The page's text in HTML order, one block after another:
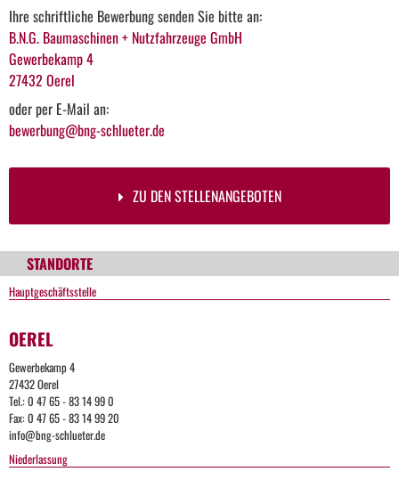
Ihre schriftliche Bewerbung senden Sie bitte an:
B.N.G. Baumaschinen + Nutzfahrzeuge GmbH
Gewerbekamp 4
27432 Oerel
oder per E-Mail an:
bewerbung@bng-schlueter.de
ZU DEN STELLENANGEBOTEN
STANDORTE
Hauptgeschäftsstelle
OEREL
Gewerbekamp 4
27432 Oerel
Tel.: 0 47 65 - 83 14 99 0
Fax: 0 47 65 - 83 14 99 20
info@bng-schlueter.de
Niederlassung